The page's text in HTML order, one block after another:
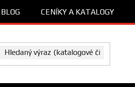
BLOG CENÍKY A KATALOGY